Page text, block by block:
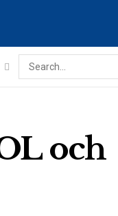
och